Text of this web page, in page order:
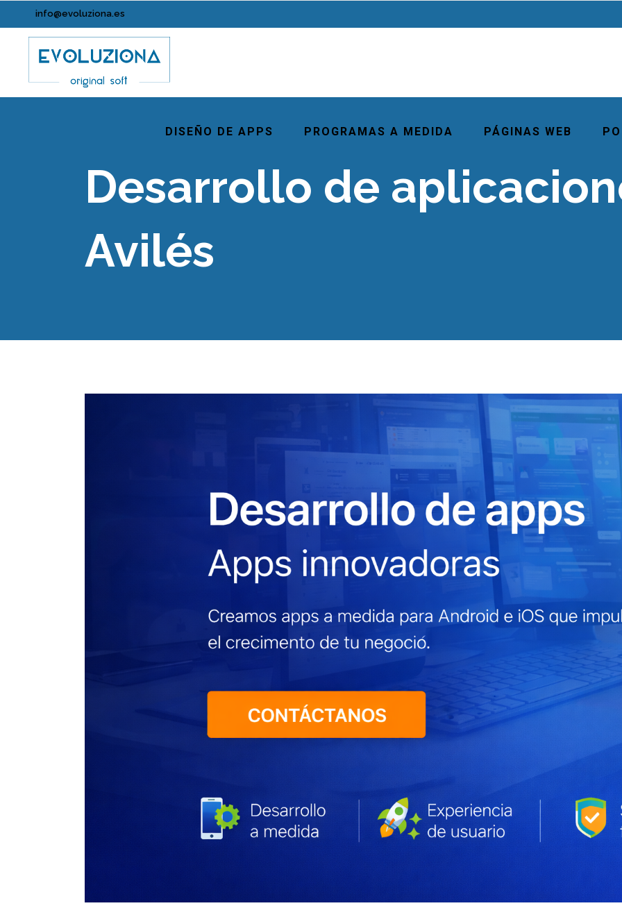
info@evoluziona.es
DISEÑO DE APPS PROGRAMAS A MEDIDA PÁGINAS WEB
Desarrollo de
Avilés